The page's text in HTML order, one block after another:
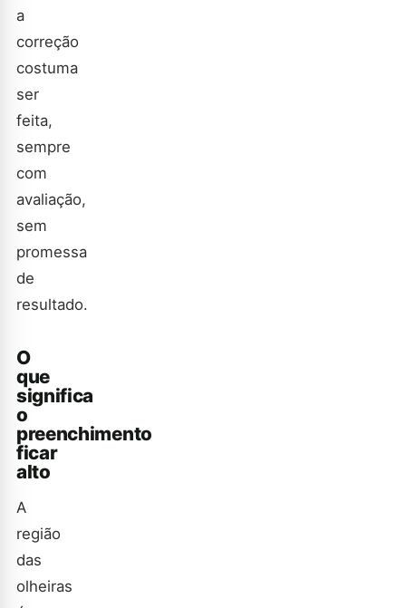
a
correção
costuma
ser
feita,
sempre
com
avaliação,
sem
promessa
de
resultado.
O
que
significa
o
preenchimento
ficar
alto
A
região
das
olheiras